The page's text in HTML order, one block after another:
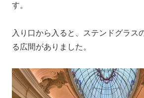
す。
入り口から入ると、ステンドグラス
る広間がありました。